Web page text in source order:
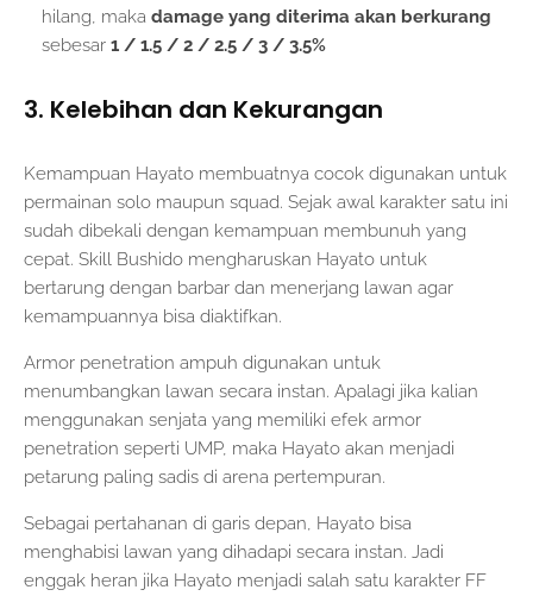
hilang, maka damage yang diterima akan berkurang
sebesar 1 / 1.5 / 2 / 2.5 / 3 / 3.5%
3. Kelebihan dan Kekurangan
Kemampuan Hayato membuatnya cocok digunakan untuk
permainan solo maupun squad. Sejak awal karakter satu ini
sudah dibekali dengan kemampuan membunuh yang
cepat. Skill Bushido mengharuskan Hayato untuk
bertarung dengan barbar dan menerjang lawan agar
kemampuannya bisa diaktifkan.
Armor penetration ampuh digunakan untuk
menumbangkan lawan secara instan. Apalagi jika kalian
menggunakan senjata yang memiliki efek armor
penetration seperti UMP, maka Hayato akan menjadi
petarung paling sadis di arena pertempuran.
Sebagai pertahanan di garis depan, Hayato bisa
menghabisi lawan yang dihadapi secara instan. Jadi
enggak heran jika Hayato menjadi salah satu karakter FF